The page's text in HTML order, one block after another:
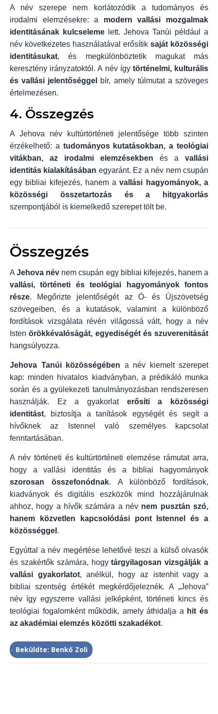
A név szerepe nem korlátozódik a tudományos és
irodalmi elemzésekre: a modern vallási mozgalmak
identitásának kulcseleme lett. Jehova Tanúi például a
név következetes használatával erősítik saját közösségi
identitásukat, és megkülönböztetik magukat más
keresztény irányzatoktól. A név így történelmi, kulturális
és vallási jelentőséggel
bír, amely túlmutat a szöveges
értelmezésen.
4. Összegzés
A Jehova név kultúrtörténeti jelentősége több szinten
érzékelhető: a tudományos kutatásokban, a teológiai
vitákban, az irodalmi elemzésekben és a vallási
identitás kialakításában egyaránt. Ez a név nem csupán
egy bibliai kifejezés, hanem avallási hagyományok, a
közösségi összetartozás és a hitgyakorlás
szempontjából is kiemelkedő szerepet tölt be.
Összegzés
AJehova név nem csupán egy bibliai kifejezés, hanem a
vallási, történeti és teológiai hagyományok fontos
része. Megőrizte jelentőségét az Ó- és Újszövetség
szövegeiben, és a kutatások, valamint a különböző
fordítások vizsgálata révén világossá vált, hogy a név
Istenörökkévalóságát, egyediségét és szuverenitását
hangsúlyozza.
Jehova Tanúi közösségében a név kiemelt szerepet
kap: minden hivatalos kiadványban, a prédikáló munka
során és a gyülekezeti tanulmányozásban rendszeresen
használják. Ez a gyakorlat erősíti a közösségi
identitást, biztosítja a tanítások egységét és segít a
hívőknek az Istennel való személyes kapcsolat
fenntartásában.
A név történeti és kultúrtörténeti elemzése rámutat arra,
hogy a vallási identitás és a bibliai hagyományok
szorosan összefonódnak. A különböző fordítások,
kiadványok és digitális eszközök mind hozzájárulnak
ahhoz, hogy a hívők számára a név nem pusztán szó,
hanem közvetlen kapcsolódási pont Istennel és a
közösséggel .
Egyúttal a név megértése lehetővé teszi a külső olvasók
és szakértők számára, hogytárgyilagosan vizsgálják a
vallási gyakorlatot, anélkül, hogy az istenhit vagy a
bibliai szentség értékét megkérdőjeleznék. A „Jehova”
név így egyszerre vallási jelképként, történeti kincs és
teológiai fogalomként működik, amely áthidalja a hit és
az akadémiai elemzés közötti szakadékot.
- Beküldte: Benkő Zoli